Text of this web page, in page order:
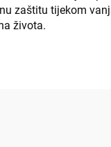
zaštitu tijekom
života.